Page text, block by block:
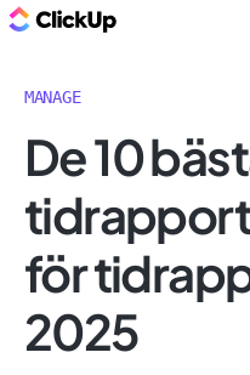
MANAGE
De 10
för
2025